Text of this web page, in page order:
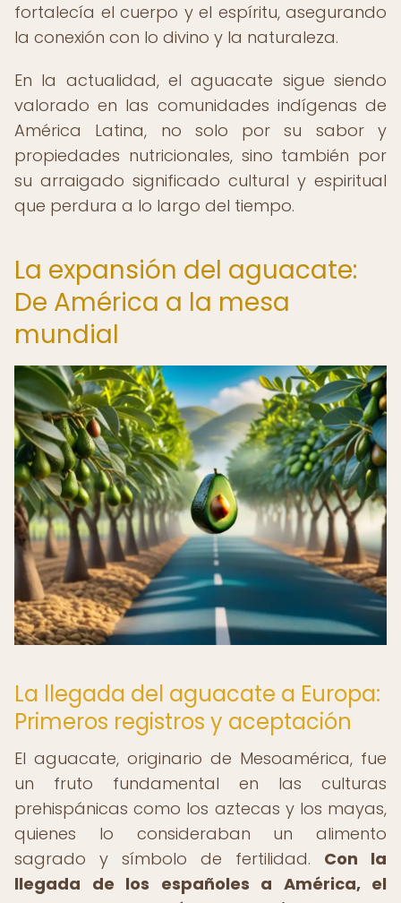
fortalecía el cuerpo y el espíritu, asegurando
la conexión con lo divino y la naturaleza.
En la actualidad, el aguacate sigue siendo
valorado en las comunidades indígenas de
América Latina, no solo por su sabor y
propiedades nutricionales, sino también por
su arraigado significado cultural y espiritual
que perdura a lo largo del tiempo.
La expansión del aguacate:
De América a la mesa
mundial
La llegada del aguacate a Europa:
Primeros registros y aceptación
El aguacate, originario de Mesoamérica, fue
un fruto fundamental en las culturas
prehispánicas como los aztecas y los mayas,
quienes lo consideraban un alimento
sagrado y símbolo de fertilidad. Con la
llegada de los españoles a América, el